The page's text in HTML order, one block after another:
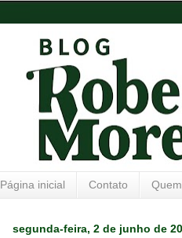
Página inicial Contato
segunda-feira, 2 de junho de